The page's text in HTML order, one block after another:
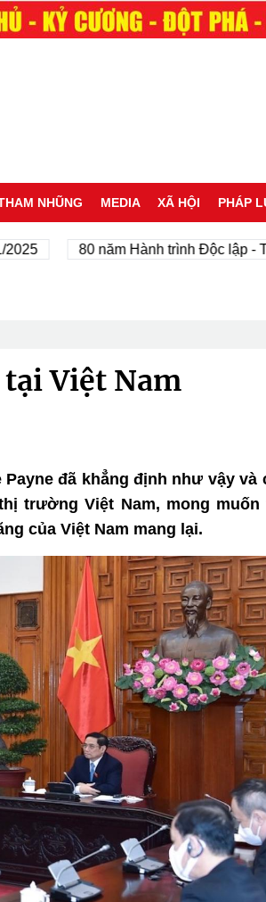
NHŨNG MEDIA XÃ HỘI PHÁP
80 năm Hành trình Độc lập - Tự
Việt Nam
đã khẳng định như vậy và
trường Việt Nam, mong muốn
của Việt Nam mang lại.